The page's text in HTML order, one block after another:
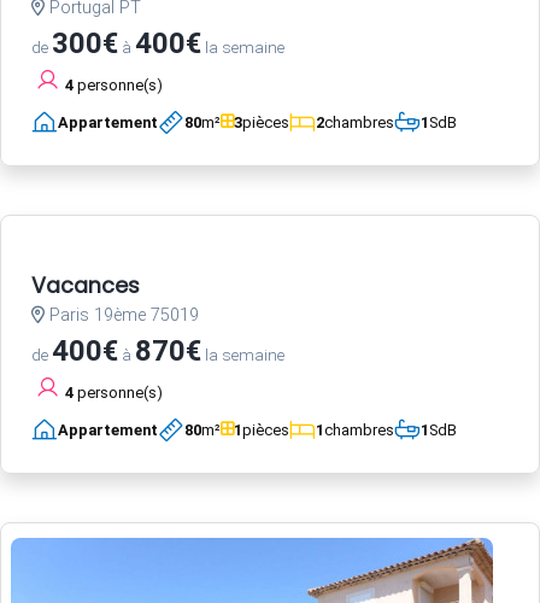
Portugal PT
de 300€ à 400€ la semaine
4 personne(s)
Appartement 80m² 3pièces 2chambres 1SdB
Vacances
Paris 19ème 75019
de400€ à 870€ la semaine
4 personne(s)
Appartement 80m² 1pièces 1chambres 1SdB